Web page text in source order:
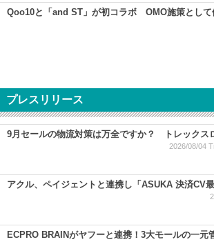
Qoo10と「and ST」が初コラボ OMO施策として
プレスリリース
9月セールの物流対策は万全ですか？ トレックス
2026/08/04
アクル、ペイジェントと連携し「ASUKA 決済CV
ECPRO BRAINがヤフーと連携！3大モールの一元